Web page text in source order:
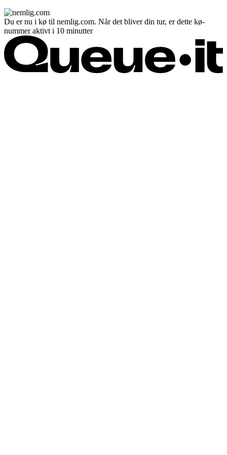
Du er nu i kø til nemlig.com. Når det bliver din tur, er dette kø-
nummer aktivt i 10 minutter